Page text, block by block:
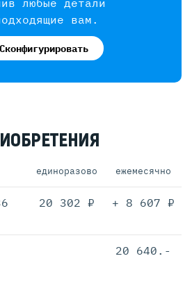
любые детали
вам.
единоразово ежемесячно
20 302 ₽ + 8 607 ₽
20 640.-